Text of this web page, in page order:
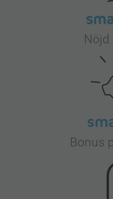
Nöjd
Bonus